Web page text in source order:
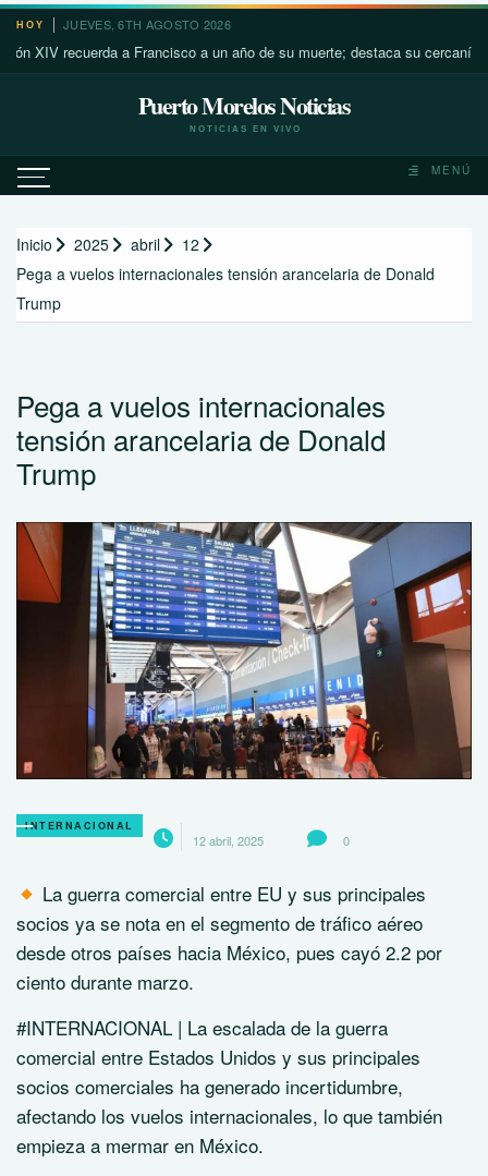
Saltar
contenido
HOY JUEVES, 6TH AGOSTO 2026
recuerda a Francisco a un año de su muerte; destaca su cercanía con
Puerto Morelos Noticias
NOTICIAS EN VIVO
MENÚ
Inicio 2025 abril
12
Pega a vuelos internacionales tensión arancelaria de Donald
Trump
Pega a vuelos internacionales
tensión arancelaria de Donald
Trump
INTERNACIONAL
12 abril, 2025 0
La guerra comercial entre EU y sus principales
socios ya se nota en el segmento de tráfico aéreo
desde otros países hacia México, pues cayó 2.2 por
ciento durante marzo.
#INTERNACIONAL | La escalada de la guerra
comercial entre Estados Unidos y sus principales
socios comerciales ha generado incertidumbre,
afectando los vuelos internacionales, lo que también
empieza a mermar en México.